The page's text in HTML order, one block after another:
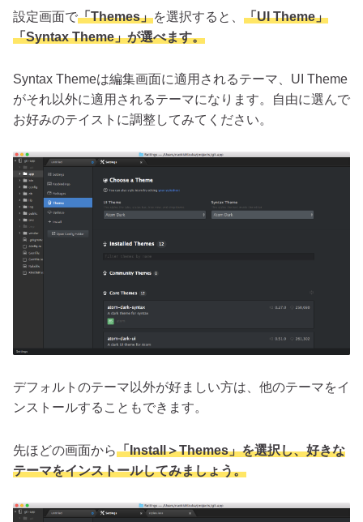
設定画面で「Themes」を選択すると、 「UI Theme」
「Syntax Theme」が選べます。
Syntax Themeは編集画面に適用されるテーマ、UI Theme
がそれ以外に適用されるテーマになります。自由に選んで
お好みのテイストに調整してみてください。
デフォルトのテーマ以外が好ましい方は、他のテーマをイ
ンストールすることもできます。
先ほどの画面から「Install＞Themes」を選択し、好きな
テーマをインストールしてみましょう。